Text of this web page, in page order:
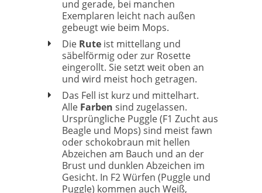
und gerade, bei manchen
Exemplaren leicht nach außen
gebeugt wie beim Mops.
Die Rute ist mittellang und
säbelförmig oder zur Rosette
eingerollt. Sie setzt weit oben an
und wird meist hoch getragen.
Das Fell ist kurz und mittelhart.
Alle Farben sind zugelassen.
Ursprüngliche Puggle (F1 Zucht aus
Beagle und Mops) sind meist fawn
oder schokobraun mit hellen
Abzeichen am Bauch und an der
Brust und dunklen Abzeichen im
Gesicht. In F2 Würfen (Puggle und
Puggle) kommen auch Weiß,